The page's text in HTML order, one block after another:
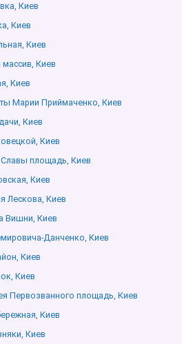
Киев
Киев
Киев
Киев
Киев
Марии Приймаченко, Киев
Киев
Киев
площадь, Киев
Киев
Лескова, Киев
Вишни, Киев
Данченко, Киев
Киев
Киев
Первозванного площадь, Киев
Киев
Киев